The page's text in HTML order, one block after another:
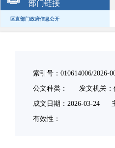
部门链接
区直部门政府信息公开
索引号：010614006/2026-
公文种类： 发文机关
成文日期： 2026-03-24
有效性：